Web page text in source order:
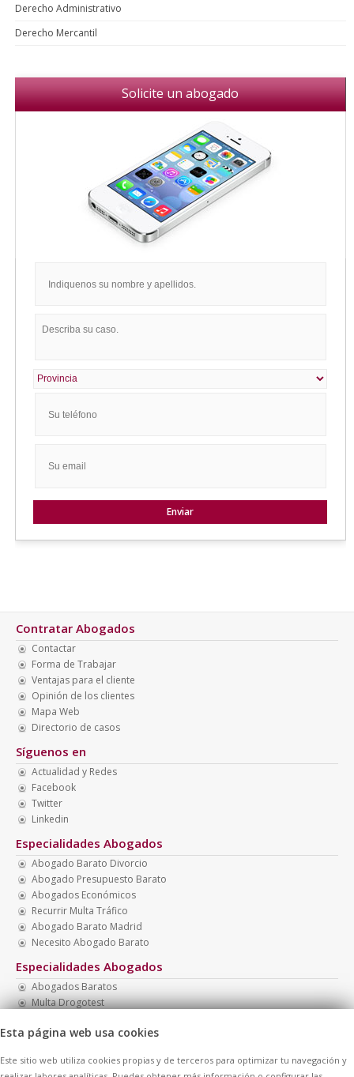
Derecho Administrativo
Derecho Mercantil
Solicite un abogado
Contratar Abogados
Contactar
Forma de Trabajar
Ventajas para el cliente
Opinión de los clientes
Mapa Web
Directorio de casos
Síguenos en
Actualidad y Redes
Facebook
Twitter
Linkedin
Especialidades Abogados
Abogado Barato Divorcio
Abogado Presupuesto Barato
Abogados Económicos
Recurrir Multa Tráfico
Abogado Barato Madrid
Necesito Abogado Barato
Especialidades Abogados
Abogados Baratos
Multa Drogotest
Abogado Menores
Abogados Baratos Madrid
Esta página web usa cookies
Este sitio web utiliza cookies propias y de terceros para optimizar tu navegación y